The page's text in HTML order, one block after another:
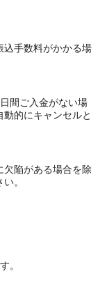
込手数料がかかる場
間ご入金がない場
的にキャンセルと
欠陥がある場合を除
い。
。